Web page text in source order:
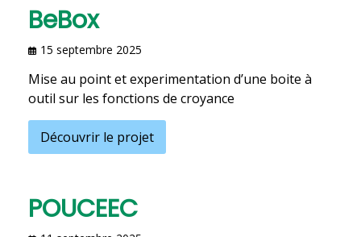
BeBox
15 septembre 2025
Mise au point et experimentation d’une boite à
outil sur les fonctions de croyance
Découvrir le projet
POUCEEC